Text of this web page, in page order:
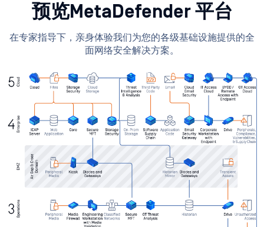
预览MetaDefender 平台
在专家指导下，亲身体验我们为您的各级基础设施提供的全
面网络安全解决方案。